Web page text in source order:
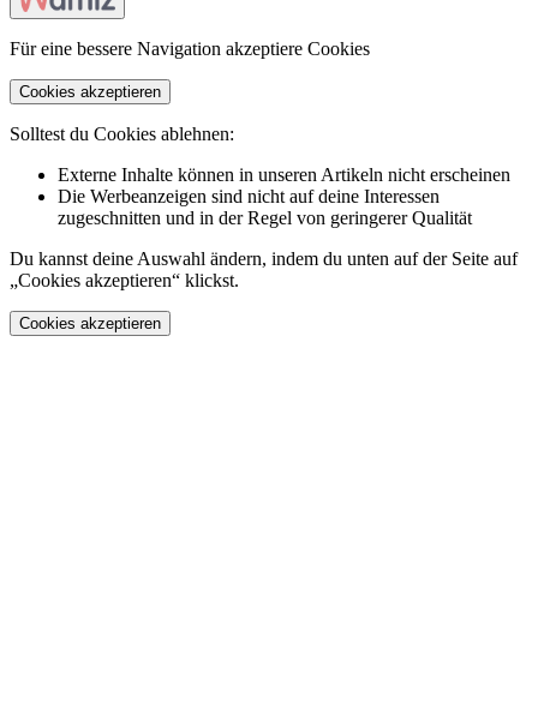
Für eine bessere Navigation akzeptiere Cookies
Cookies akzeptieren
Solltest du Cookies ablehnen:
Externe Inhalte können in unseren Artikeln nicht erscheinen
Die Werbeanzeigen sind nicht auf deine Interessen
zugeschnitten und in der Regel von geringerer Qualität
Du kannst deine Auswahl ändern, indem du unten auf der Seite auf
„Cookies akzeptieren“ klickst.
Cookies akzeptieren